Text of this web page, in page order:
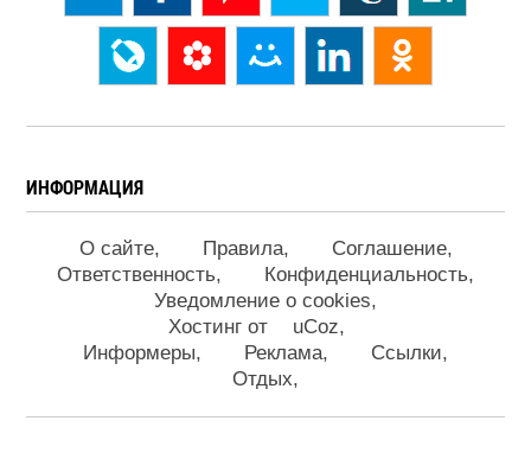
ИНФОРМАЦИЯ
О сайте Правила
Соглашение
Ответственность
Конфиденциальность
Уведомление о cookies
Хостинг от
uCoz
Информеры
Реклама
Ссылки
Отдых